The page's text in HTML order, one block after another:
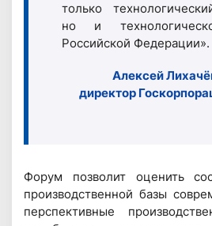
только
но и
Российской Федерации».
Алексей
директор
Форум позволит оценить
производственной базы
перспективные